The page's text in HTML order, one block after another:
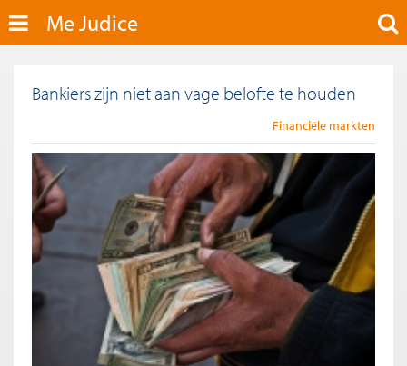
Me Judice
Bankiers zijn niet aan vage belofte te houden
Financiële markten